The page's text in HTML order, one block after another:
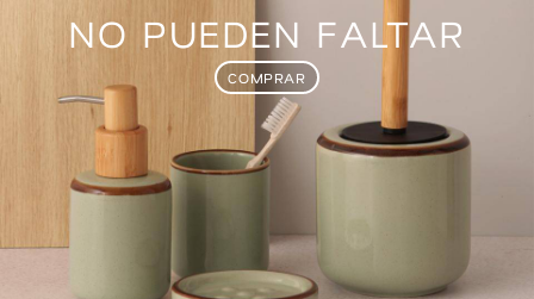
NO PUEDEN FALTAR
COMPRAR